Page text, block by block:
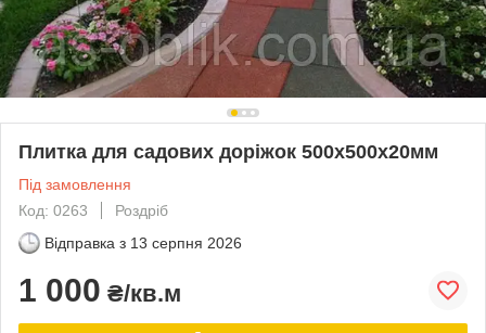
Плитка для садових доріжок 500х500х20мм
Під замовлення
Код: 0263
Роздріб
Відправка з 13 серпня 2026
1 000 ₴/кв.м